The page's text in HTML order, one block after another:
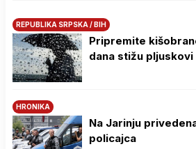
REPUBLIKA SRPSKA / BIH
Pripremite
dana stižu
HRONIKA
Na Јarinju
policajca